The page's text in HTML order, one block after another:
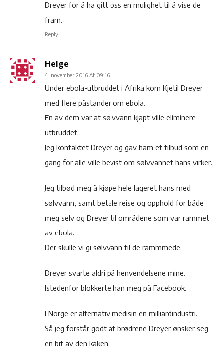
Dreyer for å ha gitt oss en mulighet til å vise de
fram.
Reply
Helge
4. november 2016 At 09:16
Under ebola-utbruddet i Afrika kom Kjetil Dreyer
med flere påstander om ebola.
En av dem var at sølvvann kjapt ville eliminere
utbruddet.
Jeg kontaktet Dreyer og gav ham et tilbud som en
gang for alle ville bevist om sølvvannet hans virker.
Jeg tilbød meg å kjøpe hele lageret hans med
sølvvann, samt betale reise og opphold for både
meg selv og Dreyer til områdene som var rammet
av ebola.
Der skulle vi gi sølvvann til de rammmede.
Dreyer svarte aldri på henvendelsene mine.
Istedenfor blokkerte han meg på Facebook.
I Norge er alternativ medisin en milliardindustri.
Så jeg forstår godt at brødrene Dreyer ønsker seg
en bit av den kaken.